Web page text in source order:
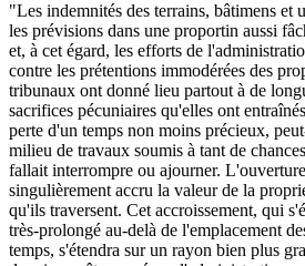
"Les indemnités des terrains, bâtimens et
les prévisions dans une proportin aussi
et, à cet égard, les efforts de
contre les prétentions immodérées des
tribunaux ont donné lieu partout à de
sacrifices pécuniaires qu'elles ont
perte d'un temps non moins précieux,
milieu de travaux soumis à tant de
fallait interrompre ou ajourner.
singulièrement accru la valeur de la
qu'ils traversent. Cet accroissement, qui
très-prolongé au-delà de l'emplacement
temps, s'étendra sur un rayon bien plus